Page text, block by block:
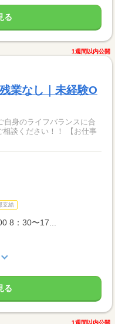
る
1週間以内公開
業なし｜未経験O
自身のライフバランスに合
さい！！ 【お仕事
支給
8：30〜17...
る
1週間以内公開